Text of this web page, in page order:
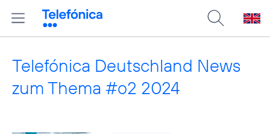
Telefónica Deutschland News
zum Thema #o2 2024